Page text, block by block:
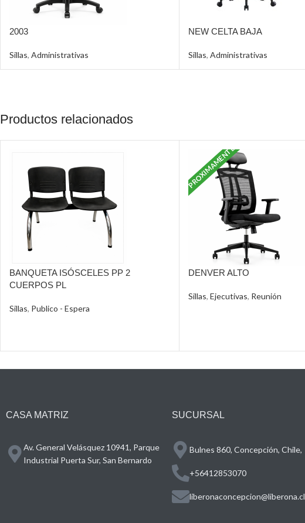
2003
Sillas, Administrativas
NEW CELTA BAJA
Sillas, Administrativas
Productos relacionados
BANQUETA ISÓSCELES PP 2
CUERPOS PL
Sillas, Publico - Espera
PROXIMAMENTE
DENVER ALTO
Sillas, Ejecutivas, Reunión
CASA MATRIZ
Av. General Velásquez 10941, Parque
Industrial Puerta Sur, San Bernardo
SUCURSAL
Bulnes 860, Concepción, Chile,
+56412853070
liberonaconcepcion@liberona.cl